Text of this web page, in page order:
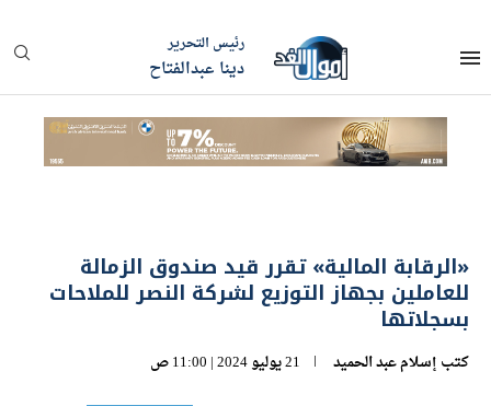
رئيس التحرير
دينا عبدالفتاح
«الرقابة المالية» تقرر قيد صندوق الزمالة
للعاملين بجهاز التوزيع لشركة النصر للملاحات
بسجلاتها
كتب إسلام عبد الحميد 21 يوليو 2024 | 11:00 ص